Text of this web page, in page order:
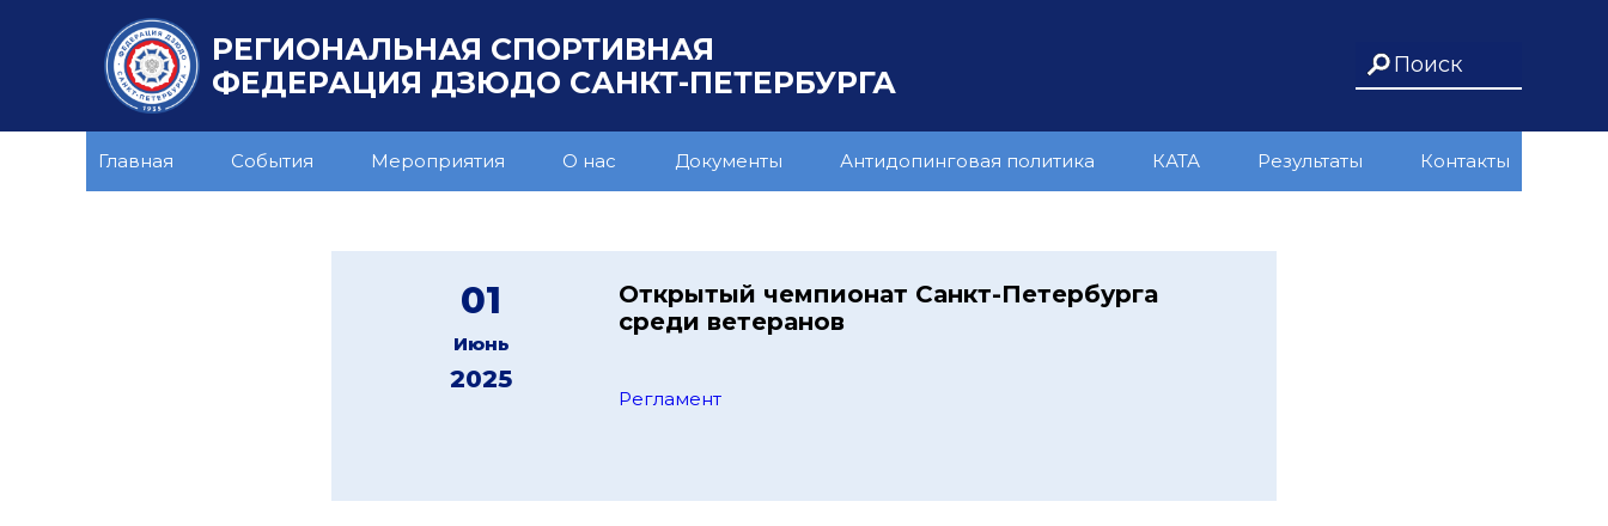
РЕГИОНАЛЬНАЯ СПОРТИВНАЯ
ФЕДЕРАЦИЯ ДЗЮДО САНКТ-ПЕТЕРБУРГА
Главная События Мероприятия О нас Документы Антидопинговая политика КАТА Результаты Контакты
01
Июнь
2025
Открытый чемпионат Санкт-Петербурга
среди ветеранов
Регламент